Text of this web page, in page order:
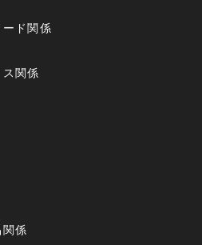
ド関係
関係
係